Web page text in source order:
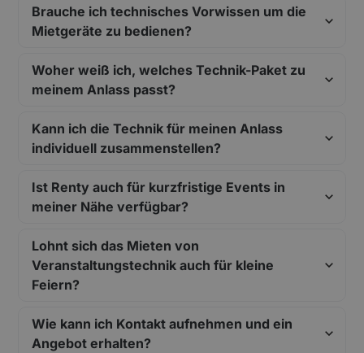
Brauche ich technisches Vorwissen um die
Mietgeräte zu bedienen?
Woher weiß ich, welches Technik-Paket zu
meinem Anlass passt?
Kann ich die Technik für meinen Anlass
individuell zusammenstellen?
Ist Renty auch für kurzfristige Events in
meiner Nähe verfügbar?
Lohnt sich das Mieten von
Veranstaltungstechnik auch für kleine
Feiern?
Wie kann ich Kontakt aufnehmen und ein
Angebot erhalten?